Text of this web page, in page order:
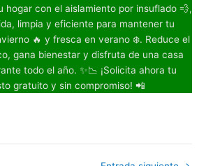
con el aislamiento por insuflado 💨,
limpia y eficiente para mantener tu
🔥 y fresca en verano ❄️. Reduce el
gana bienestar y disfruta de una casa
todo el año. ✨📉 ¡Solicita ahora tu
gratuito y sin compromiso! 📲